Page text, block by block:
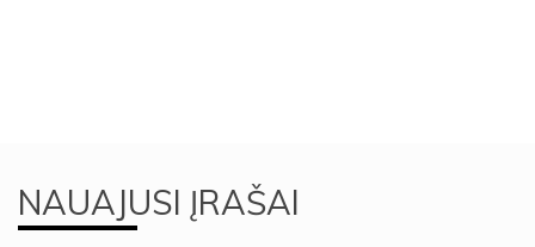
NAUAJUSI ĮRAŠAI